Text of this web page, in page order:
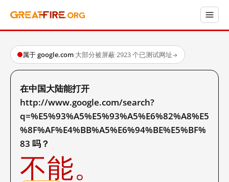
属于 google.com·大部分被屏蔽·2923 个已测试网址→
在中国大陆能打开
http://www.google.com/search?
q=%E5%93%A5%E5%93%A5%E6%82%A8%E5
%8F%AF%E4%BB%A5%E6%94%BE%E5%BF%
83 吗？
不能。